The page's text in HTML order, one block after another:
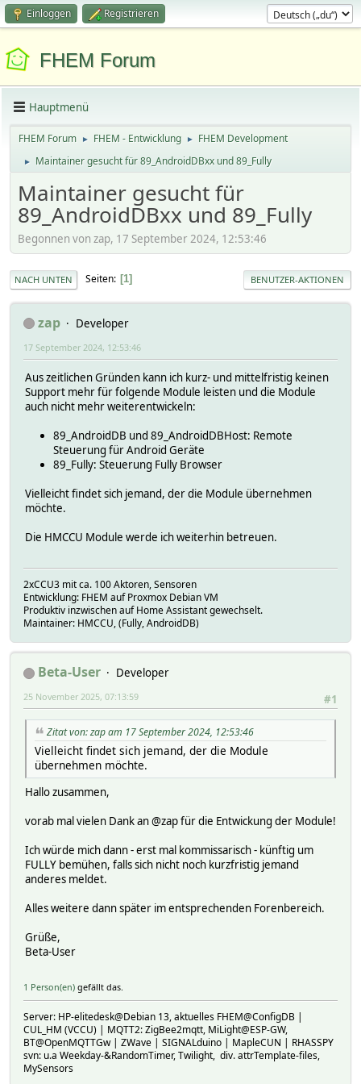
Einloggen Registrieren
FHEM Forum
Hauptmenü
FHEM Forum ► FHEM - Entwicklung ► FHEM Development
► Maintainer gesucht für 89_AndroidDBxx und 89_Fully
Maintainer gesucht für
89_AndroidDBxx und 89_Fully
Begonnen von zap, 17 September 2024, 12:53:46
NACH UNTEN Seiten 1 BENUTZER-AKTIONEN
zap Developer
17 September 2024, 12:53:46
Aus zeitlichen Gründen kann ich kurz- und mittelfristig keinen
Support mehr für folgende Module leisten und die Module
auch nicht mehr weiterentwickeln:
89_AndroidDB und 89_AndroidDBHost: Remote
Steuerung für Android Geräte
89_Fully: Steuerung Fully Browser
Vielleicht findet sich jemand, der die Module übernehmen
möchte.
Die HMCCU Module werde ich weiterhin betreuen.
2xCCU3 mit ca. 100 Aktoren, Sensoren
Entwicklung: FHEM auf Proxmox Debian VM
Produktiv inzwischen auf Home Assistant gewechselt.
Maintainer: HMCCU, (Fully, AndroidDB)
Beta-User
Developer
#1
25 November 2025, 07:13:59
Zitat von: zap am 17 September 2024, 12:53:46
Vielleicht findet sich jemand, der die Module
übernehmen möchte.
Hallo zusammen,
vorab mal vielen Dank an @zap für die Entwickung der Module!
Ich würde mich dann - erst mal kommissarisch - künftig um
FULLY bemühen, falls sich nicht noch kurzfristig jemand
anderes meldet.
Alles weitere dann später im entsprechenden Forenbereich.
Grüße,
Beta-User
1 Person(en) gefällt das.
Server: HP-elitedesk@Debian 13, aktuelles FHEM@ConfigDB |
CUL_HM (VCCU) | MQTT2: ZigBee2mqtt, MiLight@ESP-GW,
BT@OpenMQTTGw | ZWave | SIGNALduino | MapleCUN | RHASSPY
svn: u.a Weekday-&RandomTimer, Twilight, div. attrTemplate-files,
MySensors